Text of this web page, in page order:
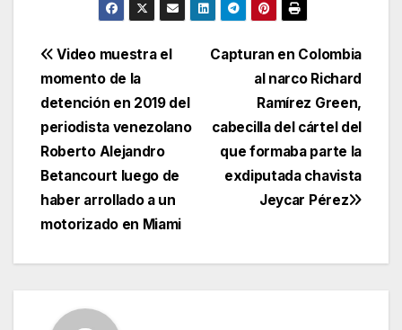
Navegación
de
entradas
Capturan en Colombia
al narco Richard
Ramírez Green,
cabecilla del cártel del
que formaba parte la
exdiputada chavista
Jeycar Pérez
Video muestra el
momento de la
detención en 2019 del
periodista venezolano
Roberto Alejandro
Betancourt luego de
haber arrollado a un
motorizado en Miami